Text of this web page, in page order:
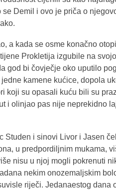
Demil i ovo je priča o
a kada se osme konačno
Prokletija izgubile na
god bi čovječje oko uputilo
kamene kućice, dopola
koji su opasali kuću bili su
i olinjao pas nije neprekidno
Studen i sinovi Livor i Jasen
u predpordiljnim mukama,
nisu u njoj mogli pokrenuti
nekim onozemaljskim
riječi. Jedanaestog dana